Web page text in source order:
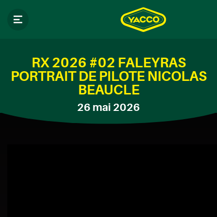
RX 2026 #02 FALEYRAS
PORTRAIT DE PILOTE NICOLAS
BEAUCLE
26 mai 2026